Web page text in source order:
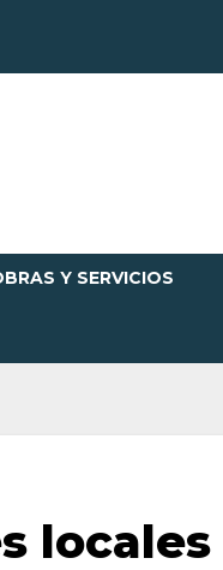
Y SERVICIOS